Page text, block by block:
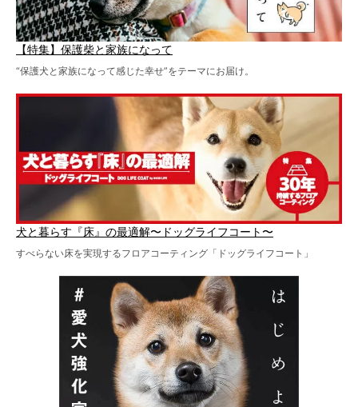
【特集】保護柴と家族になって
“保護犬と家族になって感じた幸せ”をテーマにお届け。
犬と暮らす『床』の最適解〜ドッグライフコート〜
すべらない床を実現するフロアコーティング「ドッグライフコート」